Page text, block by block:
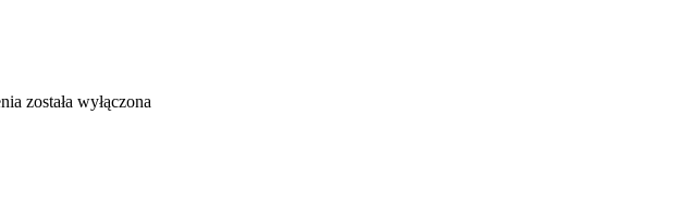
została wyłączona